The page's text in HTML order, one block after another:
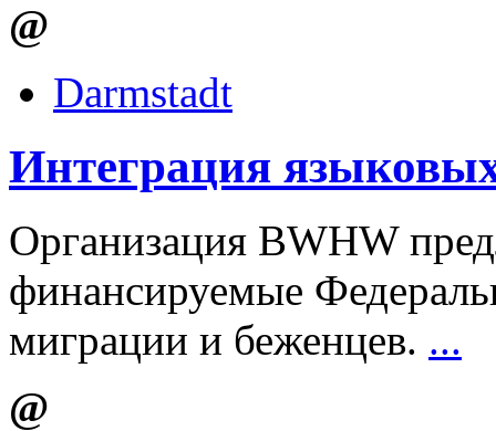
@
Darmstadt
Интеграция
Организация BWHW
финансируемые
миграции и беженцев. ...
@